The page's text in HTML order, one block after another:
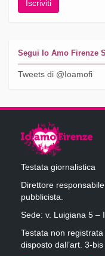
Segui Io Amo Firenze
Tweets di @Ioamofi
Testata giornalistica
Direttore
pubblicista.
Sede: v. Luigiana 5 –
Testata non
disposto dall’art. 3-